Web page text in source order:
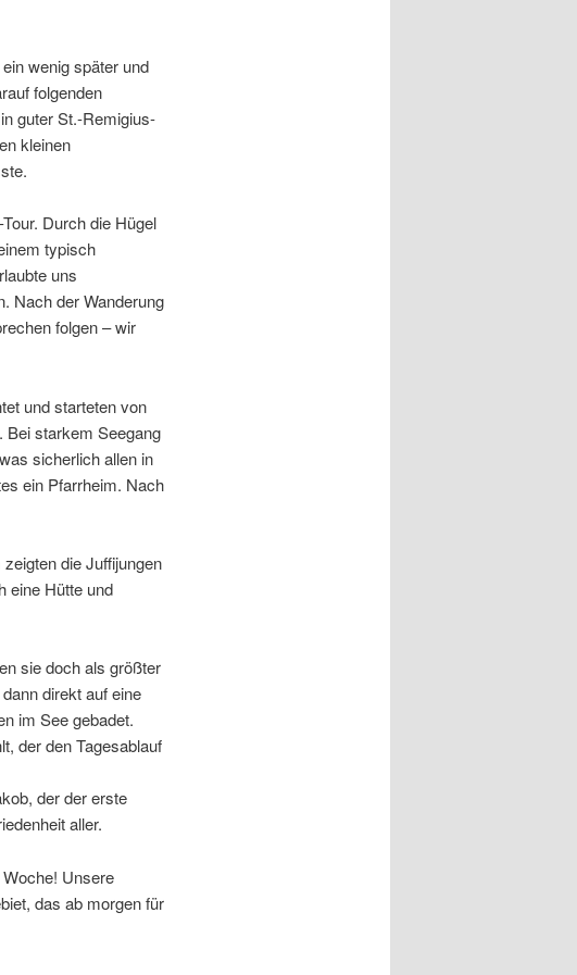
wenig später und
folgenden
guter St.-Remigius-
kleinen
Durch die Hügel
typisch
uns
Nach der Wanderung
folgen – wir
und starteten von
Bei starkem Seegang
sicherlich allen in
ein Pfarrheim. Nach
die Juffijungen
eine Hütte und
sie doch als größter
direkt auf eine
im See gebadet.
der den Tagesablauf
der der erste
aller.
Unsere
das ab morgen für